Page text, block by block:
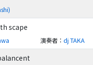
scape
演奏者 ：dj TAKA